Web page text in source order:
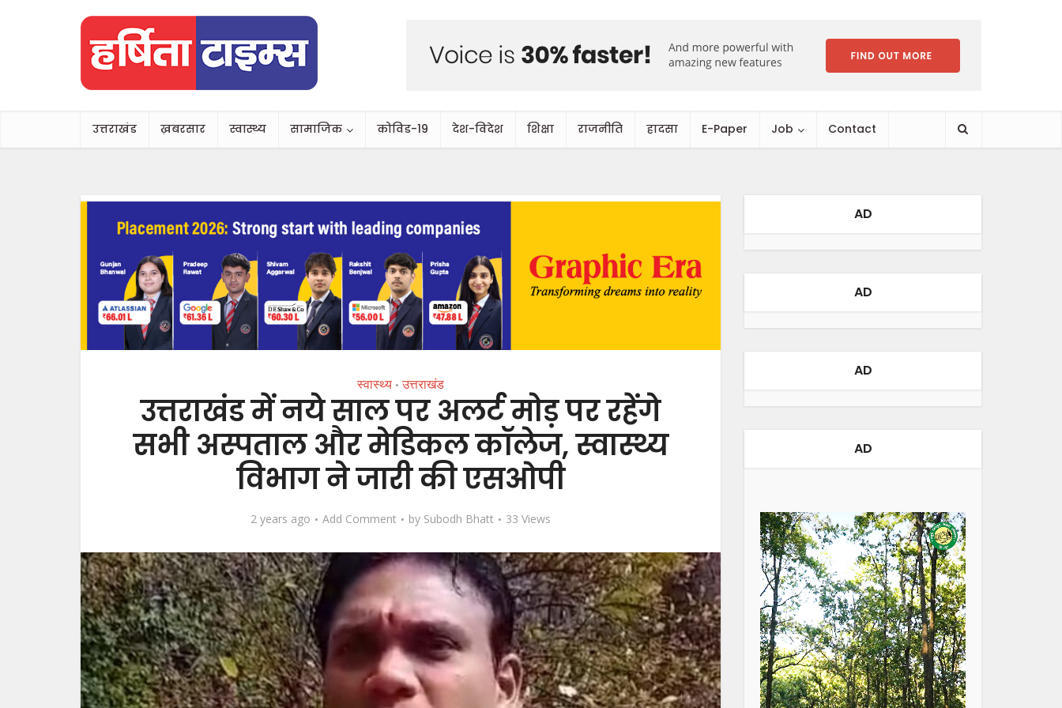
उत्तराखंड ख़बरसार स्वास्थ्य सामाजिक कोविड-19 देश-विदेश शिक्षा राजनीति हादसा E-Paper Job Contact
स्वास्थ्य • उत्तराखंड
उत्तराखंड में नये साल पर अलर्ट मोड़ पर रहेंगे
सभी अस्पताल और मेडिकल कॉलेज, स्वास्थ्य
विभाग ने जारी की एसओपी
2 years ago Add Comment by Subodh Bhatt 33 Views
AD
AD
AD
AD